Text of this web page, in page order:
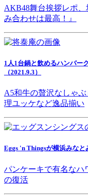
AKB48舞台挨拶レポ
み合わせは最高！』
1人1台鍋と飲めるハンバー
（2021.9.3）
A5和牛の贅沢なしゃ
理ユッケなど逸品揃い
Eggs 'n Thingsが横浜みなと
パンケーキで有名なハ
の復活